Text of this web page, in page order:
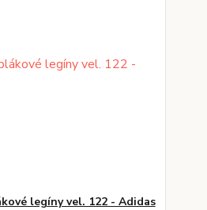
legíny vel. 122 - Adidas